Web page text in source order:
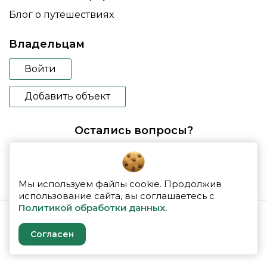
Блог о путешествиях
Владельцам
Войти
Добавить объект
Остались вопросы?
booking@glampspace.ru
Политика конфиденциальности
Мы используем файлы cookie. Продолжив
использование сайта, вы соглашаетесь с
Политикой обработки данных.
Согласен